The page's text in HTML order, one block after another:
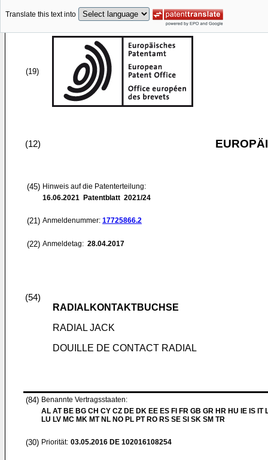
Translate this text into
(19)
(12)
(45) Hinweis auf die Patenterteilung:
16.06.2021 Patentblatt 2021/24
(21) Anmeldenummer: 17725866.2
(22) Anmeldetag: 28.04.2017
(54)
RADIALKONTAKTBUCHSE
RADIAL JACK
DOUILLE DE CONTACT RADIAL
(84) Benannte Vertragsstaaten:
AL AT BE BG CH CY CZ DE DK EE ES FI FR GB GR HR HU IE IS IT
LU LV MC MK MT NL NO PL PT RO RS SE SI SK SM TR
(30) Priorität: 03.05.2016 DE 102016108254